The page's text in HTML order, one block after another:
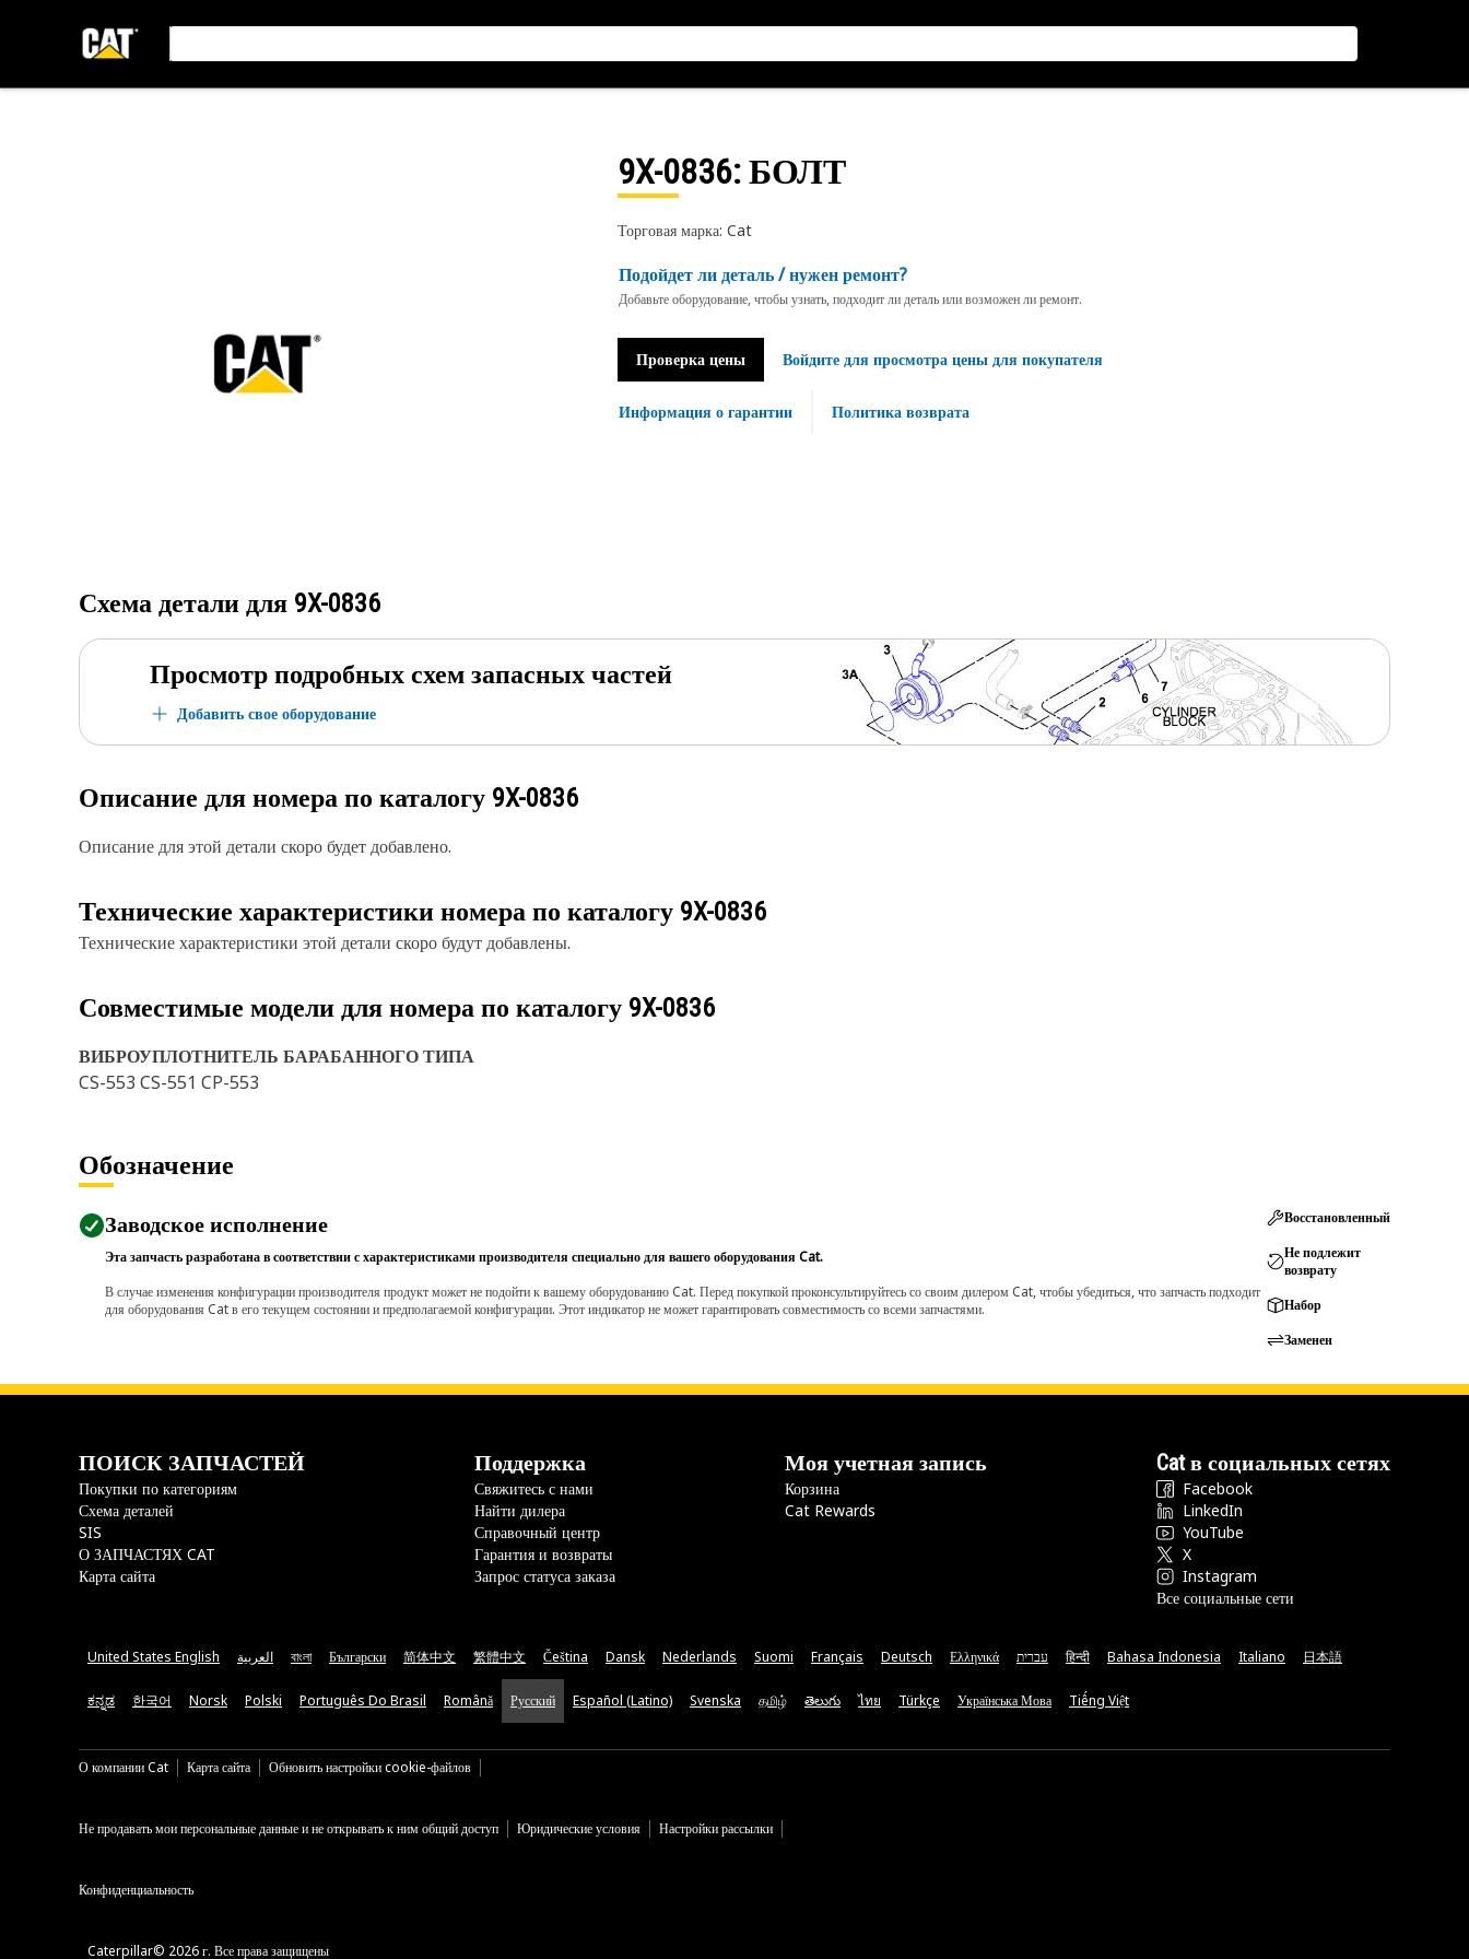
9X-0836: БОЛТ
Торговая марка: Cat
Подойдет ли деталь / нужен ремонт?
Добавьте оборудование, чтобы узнать, подходит ли деталь или возможен ли ремонт.
Проверка цены Войдите для просмотра цены для покупателя
Информация о гарантии Политика возврата
Схема детали для 9X-0836
Просмотр подробных схем запасных частей
Добавить свое оборудование
Описание для номера по каталогу 9X-0836
Описание для этой детали скоро будет добавлено.
Технические характеристики номера по каталогу 9X-0836
Технические характеристики этой детали скоро будут добавлены.
Совместимые модели для номера по каталогу 9X-0836
ВИБРОУПЛОТНИТЕЛЬ БАРАБАННОГО ТИПА
CS-553 CS-551 CP-553
Обозначение
Заводское исполнение
Эта запчасть разработана в соответствии с характеристиками производителя специально для вашего оборудования Cat.
В случае изменения конфигурации производителя продукт может не подойти к вашему оборудованию Cat. Перед покупкой проконсультируйтесь со своим дилером Cat, чтобы убедиться, что запчасть подходит
для оборудования Cat в его текущем состоянии и предполагаемой конфигурации. Этот индикатор не может гарантировать совместимость со всеми запчастями.
Восстановленный
Не подлежит
возврату
Набор
Заменен
ПОИСК ЗАПЧАСТЕЙ
Покупки по категориям
Схема деталей
SIS
О ЗАПЧАСТЯХ CAT
Карта сайта
Поддержка
Свяжитесь с нами
Найти дилера
Справочный центр
Гарантия и возвраты
Запрос статуса заказа
Моя учетная запись
Корзина
Cat Rewards
Cat в социальных сетях
Facebook
LinkedIn
YouTube
X
Instagram
Все социальные сети
United States English العربية বাংলা Български 简体中文 繁體中文 Čeština Dansk Nederlands Suomi Français Deutsch Ελληνικά עברית हिन्दी Bahasa Indonesia Italiano 日本語
ಕನ್ನಡ 한국어 Norsk Polski Português Do Brasil Română Русский Español (Latino) Svenska தமிழ் తెలుగు ไทย Türkçe Українська Мова Tiếng Việt
О компании Cat Карта сайта Обновить настройки cookie-файлов
Не продавать мои персональные данные и не открывать к ним общий доступ Юридические условия Настройки рассылки
Конфиденциальность
Caterpillar© 2026 г. Все права защищены